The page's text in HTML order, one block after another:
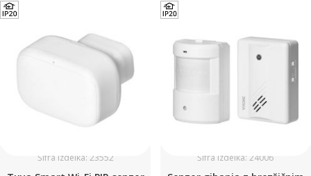
Šifra izdelka: 23552 Šifra izdelka: 24006